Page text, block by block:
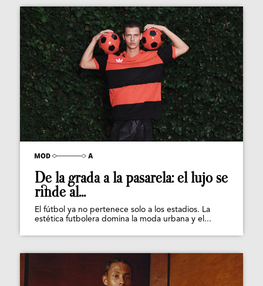
De la grada a la pasarela: el lujo se
rinde al...
El fútbol ya no pertenece solo a los estadios. La
estética futbolera domina la moda urbana y el...